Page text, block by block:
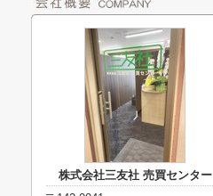
株式会社三友社 売買センター